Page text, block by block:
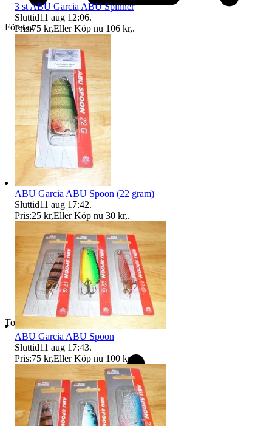
Företag
Toppsäljare
3 st ABU Garcia ABU Spinner
Sluttid11 aug 12:06.
Pris:75 kr,Eller Köp nu 106 kr,.
ABU Garcia ABU Spoon (22 gram)
Sluttid11 aug 17:42.
Pris:25 kr,Eller Köp nu 30 kr,.
ABU Garcia ABU Spoon
Sluttid11 aug 17:43.
Pris:75 kr,Eller Köp nu 100 kr,.